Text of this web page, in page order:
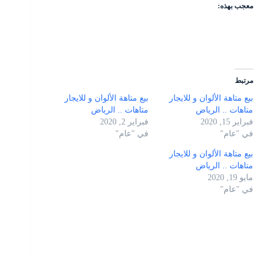
معجب بهذه:
مرتبط
بيع متاهة الألوان و للايجار
متاهات .. الرياض
فبراير 15, 2020
في "عام"
بيع متاهة الألوان و للايجار
متاهات .. الرياض
فبراير 2, 2020
في "عام"
بيع متاهة الألوان و للايجار
متاهات .. الرياض
مايو 19, 2020
في "عام"